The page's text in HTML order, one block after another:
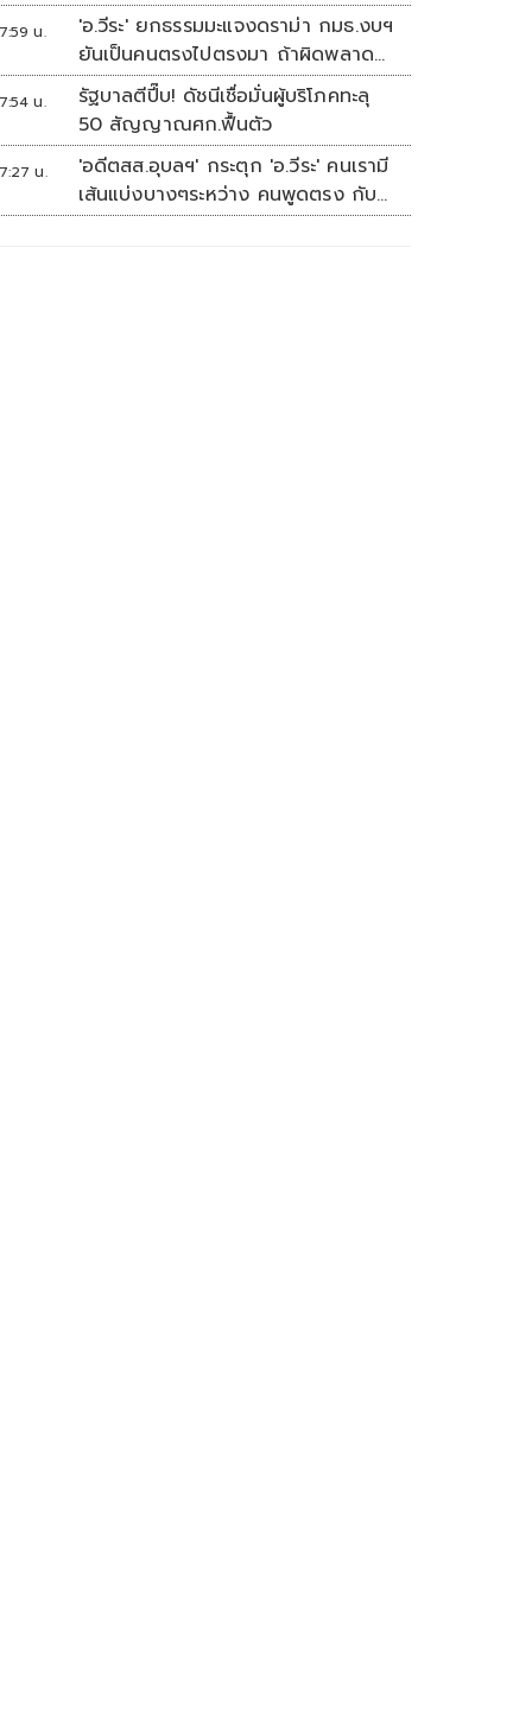
น.
'อ.วีระ' ยกธรรมมะแจงดราม่า กมธ.งบฯ
ยันเป็นคนตรงไปตรงมา ถ้าผิดพลาด
พร้อมขอโทษ
น.
รัฐบาลตีปี๊บ! ดัชนีเชื่อมั่นผู้บริโภคทะลุ
50 สัญญาณศก.ฟื้นตัว
น.
'อดีตสส.อุบลฯ' กระตุก 'อ.วีระ' คนเรามี
เส้นแบ่งบางๆระหว่าง คนพูดตรง กับ
คนมีมารยาท